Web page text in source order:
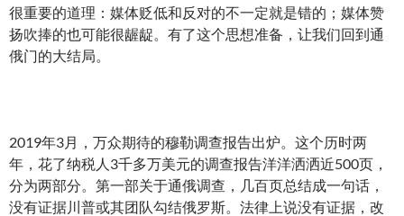
很重要的道理：媒体贬低和反对的不一定就是错的；媒体赞
扬吹捧的也可能很龌龊。有了这个思想准备，让我们回到通
俄门的大结局。
2019年3月，万众期待的穆勒调查报告出炉。这个历时两
年，花了纳税人3千多万美元的调查报告洋洋洒洒近500页，
分为两部分。第一部关于通俄调查，几百页总结成一句话，
没有证据川普或其团队勾结俄罗斯。法律上说没有证据，改